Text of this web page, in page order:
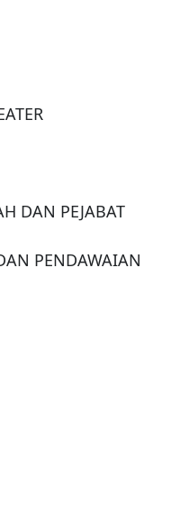
DAN PEJABAT
PENDAWAIAN